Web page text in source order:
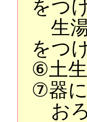
をつ
生
をつ
⑥土
⑦器
お